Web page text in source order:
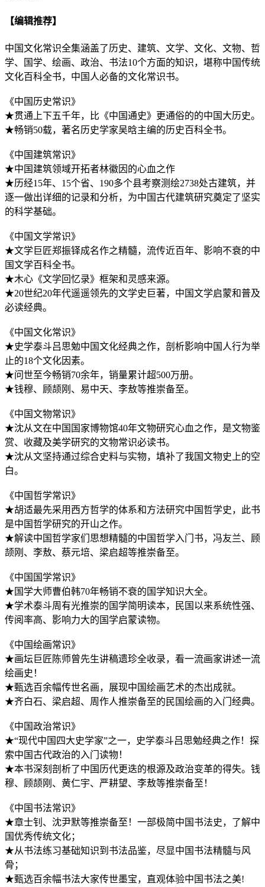
【编辑推荐】
中国文化常识全集涵盖了历史、建筑、文学、文化、文物、哲
学、国学、绘画、政治、书法10个方面的知识，堪称中国传统
文化百科全书，中国人必备的文化常识书。
《中国历史常识》
★贯通上下五千年，比《中国通史》更通俗的的中国大历史。
★畅销50载，著名历史学家吴晗主编的历史百科全书。
《中国建筑常识》
★中国建筑领域开拓者林徽因的心血之作
★历经15年、15个省、190多个县考察测绘2738处古建筑，并
逐一做出详细的记录和分析，为中国古代建筑研究奠定了坚实
的科学基础。
《中国文学常识》
★文学巨匠郑振铎成名作之精髓，流传近百年、影响不衰的中
国文学百科全书。
★木心《文学回忆录》框架和灵感来源。
★20世纪20年代遥遥领先的文学史巨著，中国文学启蒙和普及
必读经典。
《中国文化常识》
★史学泰斗吕思勉中国文化经典之作，剖析影响中国人行为举
止的18个文化因素。
★问世至今畅销70余年，销量累计超500万册。
★钱穆、顾颉刚、易中天、李敖等推崇备至。
《中国文物常识》
★沈从文在中国国家博物馆40年文物研究心血之作，是文物鉴
赏、收藏及美学研究的文物常识必读书。
★沈从文坚持通过综合史料与实物，填补了我国文物史上的空
白。
《中国哲学常识》
★胡适最先采用西方哲学的体系和方法研究中国哲学史，此书
是中国哲学研究的开山之作。
★解读中国哲学家们思想精髓的中国哲学入门书，冯友兰、顾
颉刚、李敖、蔡元培、梁启超等推崇备至。
《中国国学常识》
★国学大师曹伯韩70年畅销不衰的国学知识大全。
★学术泰斗周有光推崇的国学简明读本，民国以来系统性强、
传阅率高、影响力大的国学启蒙读物。
《中国绘画常识》
★画坛巨匠陈师曾先生讲稿遗珍全收录，看一流画家讲述一流
绘画史！
★甄选百余幅传世名画，展现中国绘画艺术的杰出成就。
★齐白石、梁启超、周作人推崇备至的民国绘画的入门经典。
《中国政治常识》
★“现代中国四大史学家”之一，史学泰斗吕思勉经典之作！探
索中国古代政治的入门读物！
★本书深刻剖析了中国历代更迭的根源及政治变革的得失。钱
穆、顾颉刚、黄仁宇、严耕望、李敖等推崇备至！
《中国书法常识》
★章士钊、沈尹默等推崇备至！一部极简中国书法史，了解中
国优秀传统文化；
★从书法练习基础知识到书法品鉴，尽显中国书法精髓与风
骨；
★甄选百余幅书法大家传世墨宝，直观体验中国书法之美!